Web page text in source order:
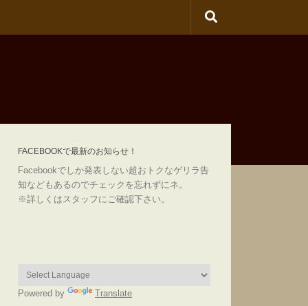
FACEBOOKで最新のお知らせ！
Facebookでしか発表しない超おトクなゲリラ告
知などもあるのでチェックを忘れずにネ。
※詳しくはスタッフにご確認下さい。
Powered by Translate